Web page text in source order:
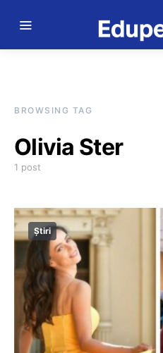
BROWSING TAG
Olivia Ster
1 post
Știri